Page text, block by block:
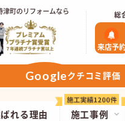
津町のリフォームなら 総
来店予
施工事例
れる理由
Googleクチコミ評価